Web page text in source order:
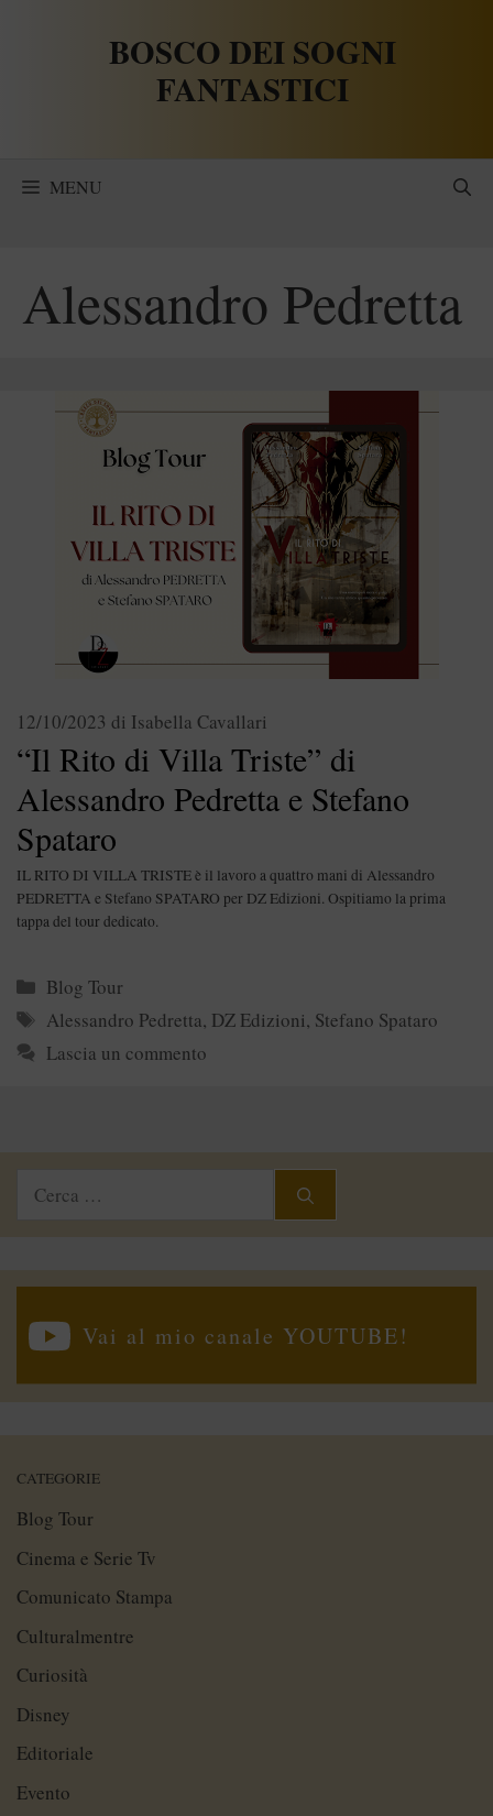
BOSCO DEI SOGNI
FANTASTICI
MENU
Alessandro Pedretta
“Il Rito di Villa Triste” di
Alessandro Pedretta e Stefano
Spataro
12/10/2023 di Isabella Cavallari
IL RITO DI VILLA TRISTE è il lavoro a quattro mani di Alessandro
PEDRETTA e Stefano SPATARO per DZ Edizioni. Ospitiamo la prima
tappa del tour dedicato.
Categorie
Blog Tour
Tag
Alessandro Pedretta, DZ Edizioni, Stefano Spataro
Lascia un commento
Ricerca
Vai al mio canale YOUTUBE!
CATEGORIE
Blog Tour
Cinema e Serie Tv
Comunicato Stampa
Culturalmentre
Curiosità
Disney
Editoriale
Evento